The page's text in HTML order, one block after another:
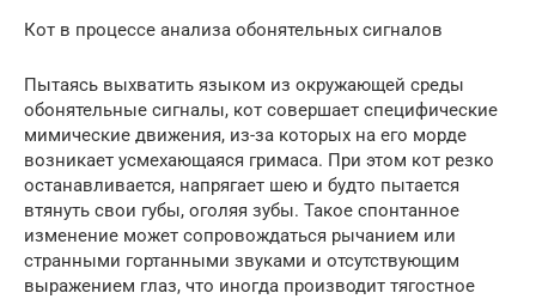
Кот в процессе анализа обонятельных сигналов
Пытаясь выхватить языком из окружающей среды
обонятельные сигналы, кот совершает специфические
мимические движения, из-за которых на его морде
возникает усмехающаяся гримаса. При этом кот резко
останавливается, напрягает шею и будто пытается
втянуть свои губы, оголяя зубы. Такое спонтанное
изменение может сопровождаться рычанием или
странными гортанными звуками и отсутствующим
выражением глаз, что иногда производит тягостное